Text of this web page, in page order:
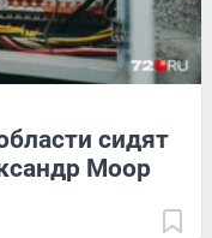
сидят
Моор